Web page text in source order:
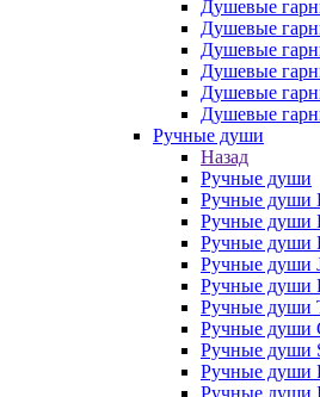
Душевые
Душевые
Душевые
Душевые
Душевые
Душевые
Ручные души
Назад
Ручные души
Ручные души
Ручные души
Ручные души
Ручные души
Ручные души
Ручные души
Ручные души
Ручные души
Ручные души
Ручные души